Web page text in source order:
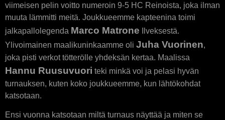
viimeisen pelin voitto numeroin 9-5 HC Reinoista, joka ilman
muuta lämmitti meitä. Joukkueemme kapteenina toimi
jalkapallolegenda Marco Matrone Ilveksestä.
Ylivoimainen maalikuninkaamme oli Juha Vuorinen,
joka pisti verkot tötterölle yhdeksän kertaa. Maalissa
Hannu Ruusuvuori teki minkä voi ja pelasi hyvän
turnauksen, kuten koko joukkueemme, kun lähtökohdat
katsotaan.
Ensi vuonna katsotaan miltä turnaus näyttää ja miten se